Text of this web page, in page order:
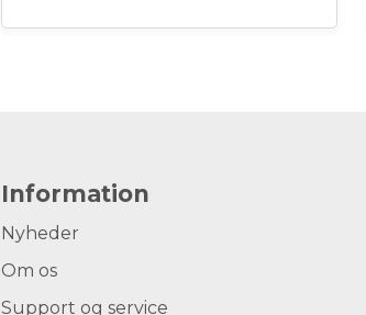
Information
Nyheder
Om os
Support og service